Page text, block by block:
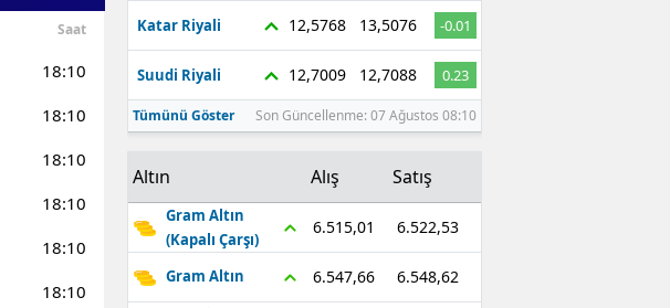
Diyarbakır
Elazığ
Erzurum
Eskişehir
Gaziantep
Saat
18:10
18:10
18:10
18:10
18:10
18:10
Katar Riyali 12,5768 13,5076 -0.01
Suudi Riyali 12,7009 12,7088 0.23
Tümünü Göster Son Güncellenme: 07 Ağustos 08:10
Altın Alış Satış
Gram Altın
(Kapalı Çarşı)
6.515,01 6.522,53
Gram Altın 6.547,66 6.548,62